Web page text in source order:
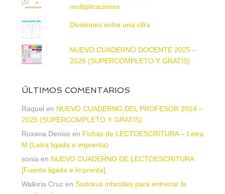
multiplicaciones
Divisiones entre una cifra
NUEVO CUADERNO DOCENTE 2025 –
2026 (SUPERCOMPLETO Y GRATIS)
ÚLTIMOS COMENTARIOS
Raquel en NUEVO CUADERNO DEL PROFESOR 2024 –
2025 (SUPERCOMPLETO Y GRATIS)
Roxana Denise en Fichas de LECTOESCRITURA – Letra
M (Letra ligada e imprenta)
sonia en NUEVO CUADERNO DE LECTOESCRITURA
[Fuente ligada e imprenta]
Walkiria Cruz en Sudokus infantiles para entrenar la